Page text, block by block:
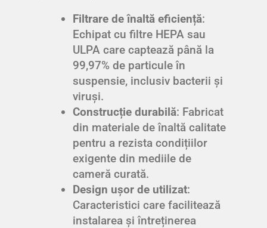
Filtrare de înaltă eficiență:
Echipat cu filtre HEPA sau
ULPA care captează până la
99,97% de particule în
suspensie, inclusiv bacterii și
viruși.
Construcție durabilă: Fabricat
din materiale de înaltă calitate
pentru a rezista condițiilor
exigente din mediile de
cameră curată.
Design ușor de utilizat:
Caracteristici care facilitează
instalarea și întreținerea